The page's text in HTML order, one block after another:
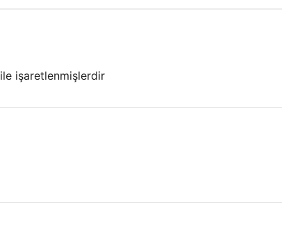
ile işaretlenmişlerdir